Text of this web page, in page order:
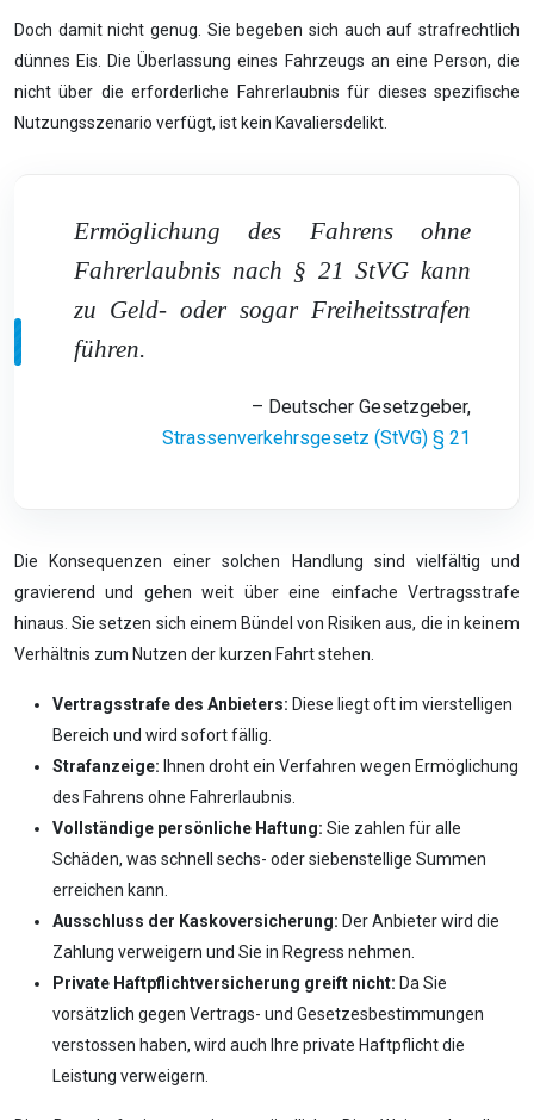
Doch damit nicht genug. Sie begeben sich auch auf strafrechtlich
dünnes Eis. Die Überlassung eines Fahrzeugs an eine Person, die
nicht über die erforderliche Fahrerlaubnis für dieses spezifische
Nutzungsszenario verfügt, ist kein Kavaliersdelikt.
Ermöglichung des Fahrens ohne
Fahrerlaubnis nach § 21 StVG kann
zu Geld- oder sogar Freiheitsstrafen
führen.
– Deutscher Gesetzgeber,
Strassenverkehrsgesetz (StVG) § 21
Die Konsequenzen einer solchen Handlung sind vielfältig und
gravierend und gehen weit über eine einfache Vertragsstrafe
hinaus. Sie setzen sich einem Bündel von Risiken aus, die in keinem
Verhältnis zum Nutzen der kurzen Fahrt stehen.
Vertragsstrafe des Anbieters: Diese liegt oft im vierstelligen
Bereich und wird sofort fällig.
Strafanzeige: Ihnen droht ein Verfahren wegen Ermöglichung
des Fahrens ohne Fahrerlaubnis.
Vollständige persönliche Haftung: Sie zahlen für alle
Schäden, was schnell sechs- oder siebenstellige Summen
erreichen kann.
Ausschluss der Kaskoversicherung: Der Anbieter wird die
Zahlung verweigern und Sie in Regress nehmen.
Private Haftpflichtversicherung greift nicht: Da Sie
vorsätzlich gegen Vertrags- und Gesetzesbestimmungen
verstossen haben, wird auch Ihre private Haftpflicht die
Leistung verweigern.